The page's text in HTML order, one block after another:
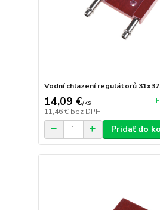
Vodní chlazení regulátorů
14,09 €/ks
11,46 € bez DPH
Pridať do